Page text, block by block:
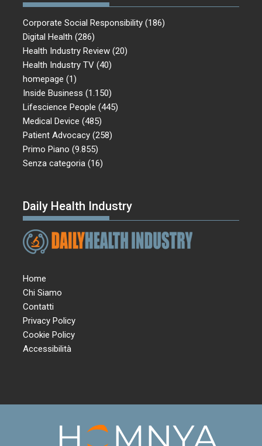
Corporate Social Responsibility (186)
Digital Health (286)
Health Industry Review (20)
Health Industry TV (40)
homepage (1)
Inside Business (1.150)
Lifescience People (445)
Medical Device (485)
Patient Advocacy (258)
Primo Piano (9.855)
Senza categoria (16)
Daily Health Industry
Home
Chi Siamo
Contatti
Privacy Policy
Cookie Policy
Accessibilità